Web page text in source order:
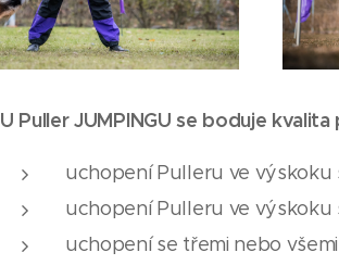
U Puller JUMPINGU se boduje
uchopení Pulleru ve výskoku
uchopení Pulleru ve výskoku
uchopení se třemi nebo